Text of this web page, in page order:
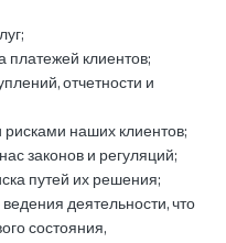
клиентов;
отчетности и
наших клиентов;
законов и регуляций;
путей их решения;
деятельности, что
состояния,